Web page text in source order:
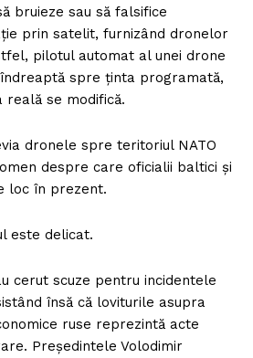
bruieze sau să falsifice
prin satelit, furnizând dronelor
pilotul automat al unei drone
spre ținta programată,
se modifică.
dronele spre teritoriul NATO
despre care oficialii baltici și
loc în prezent.
este delicat.
cerut scuze pentru incidentele
însă că loviturile asupra
ruse reprezintă acte
Președintele Volodimir